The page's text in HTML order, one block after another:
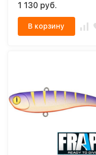
1 130 руб.
В корзину